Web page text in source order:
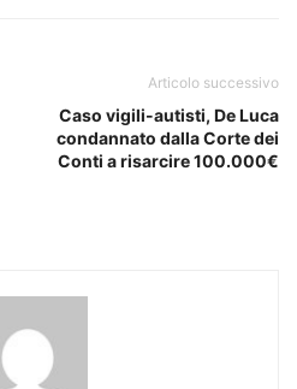
Articolo successivo
Caso vigili-autisti, De Luca
condannato dalla Corte dei
Conti a risarcire 100.000€